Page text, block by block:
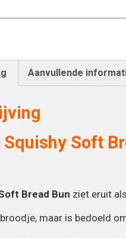
Aanvullende
Squishy Soft
Bread Bun ziet eruit
maar is bedoeld